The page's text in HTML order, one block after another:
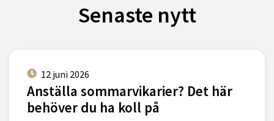
Senaste nytt
12 juni 2026
Anställa sommarvikarier? Det här
behöver du ha koll på